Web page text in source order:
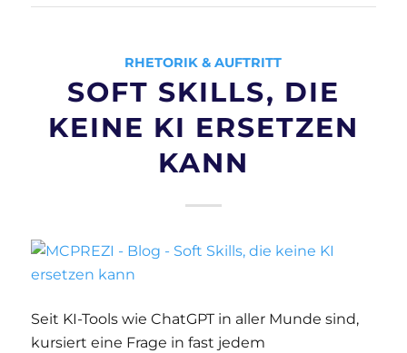
RHETORIK & AUFTRITT
SOFT SKILLS, DIE
KEINE KI ERSETZEN
KANN
Seit KI-Tools wie ChatGPT in aller Munde sind,
kursiert eine Frage in fast jedem